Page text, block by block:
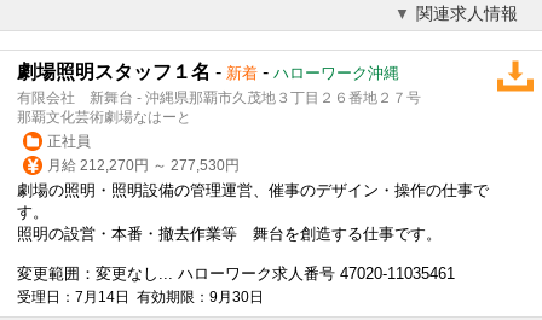
関連求人情報
劇場照明スタッフ１名 - 新着 - ハローワーク沖縄
有限会社 新舞台 - 沖縄県那覇市久茂地３丁目２６番地２７号
那覇文化芸術劇場なはーと
正社員
月給 212,270円 ～ 277,530円
劇場の照明・照明設備の管理運営、催事のデザイン・操作の仕事で
す。
照明の設営・本番・撤去作業等 舞台を創造する仕事です。
変更範囲：変更なし... ハローワーク求人番号 47020-11035461
受理日：7月14日 有効期限：9月30日